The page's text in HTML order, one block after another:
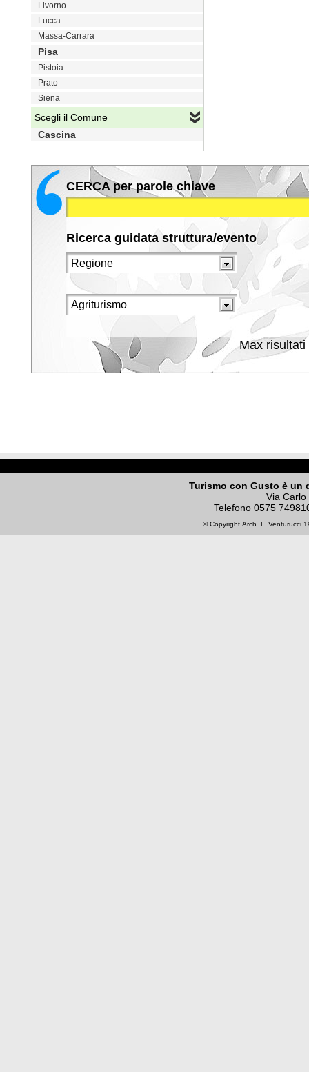
Livorno
Lucca
Massa-Carrara
Pisa
Pistoia
Prato
Siena
Scegli il Comune
Cascina
CERCA per parole chiave
Ricerca guidata struttura/evento
Max risultati
Turismo con Gusto è un
Via
Telefono 0575
© Copyright Arch. F. Venturucci